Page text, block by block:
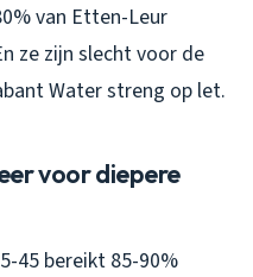
van Etten-Leur
ze zijn slecht voor de
Water streng op let.
voor diepere
45 bereikt 85-90%